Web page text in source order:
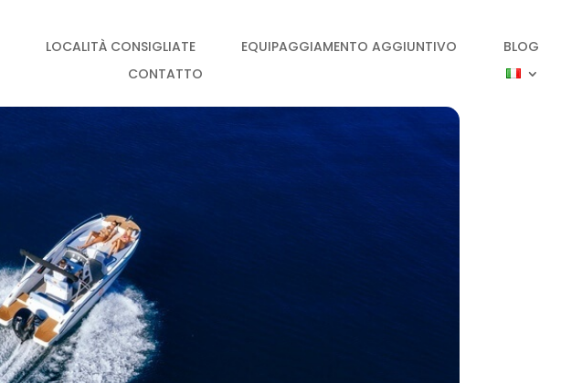
LOCALITÀ CONSIGLIATE EQUIPAGGIAMENTO AGGIUNTIVO
BLOG
CONTATTO